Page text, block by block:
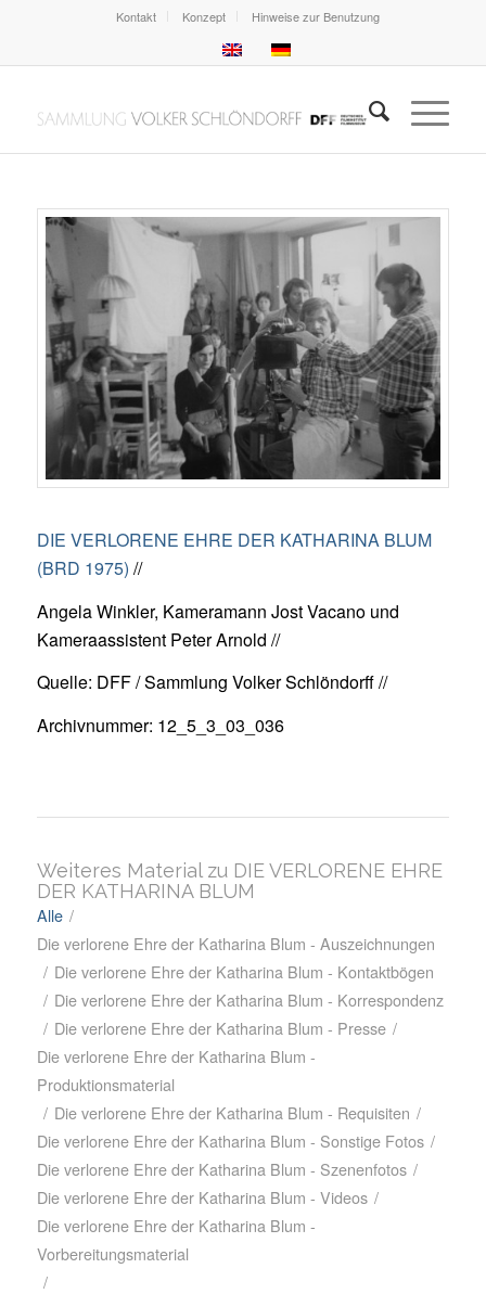
Kontakt Konzept Hinweise zur Benutzung
DIE VERLORENE EHRE DER KATHARINA BLUM
(BRD 1975) //
Angela Winkler, Kameramann Jost Vacano und
Kameraassistent Peter Arnold //
Quelle: DFF / Sammlung Volker Schlöndorff //
Archivnummer: 12_5_3_03_036
Weiteres Material zu DIE VERLORENE EHRE
DER KATHARINA BLUM
Alle /
Die verlorene Ehre der Katharina Blum - Auszeichnungen
/ Die verlorene Ehre der Katharina Blum - Kontaktbögen
/ Die verlorene Ehre der Katharina Blum - Korrespondenz
/ Die verlorene Ehre der Katharina Blum - Presse /
Die verlorene Ehre der Katharina Blum -
Produktionsmaterial
/ Die verlorene Ehre der Katharina Blum - Requisiten /
Die verlorene Ehre der Katharina Blum - Sonstige Fotos /
Die verlorene Ehre der Katharina Blum - Szenenfotos /
Die verlorene Ehre der Katharina Blum - Videos /
Die verlorene Ehre der Katharina Blum -
Vorbereitungsmaterial
/